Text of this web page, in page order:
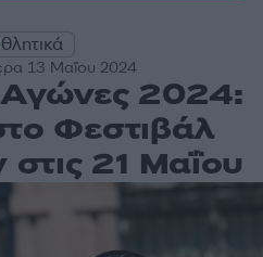
13 Μαΐου 2024
Αγώνες 2024:
Φεστιβάλ
21 Μαΐου